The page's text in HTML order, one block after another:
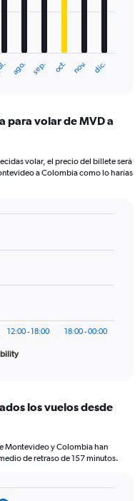
ago. sep. oct. nov. dic.
para volar de MVD a
volar, el precio del billete será
a Colombia como lo harías
12:00 - 18:00 18:00 - 00:00
los vuelos desde
Montevideo y Colombia han
de retraso de 157 minutos.